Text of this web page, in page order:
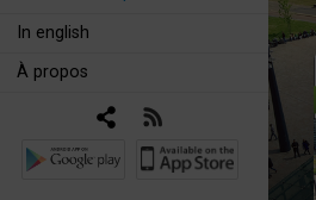
In english
À propos